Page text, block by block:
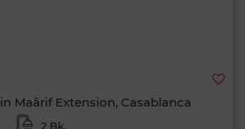
Maârif Extension, Casablanca
2 Bk.